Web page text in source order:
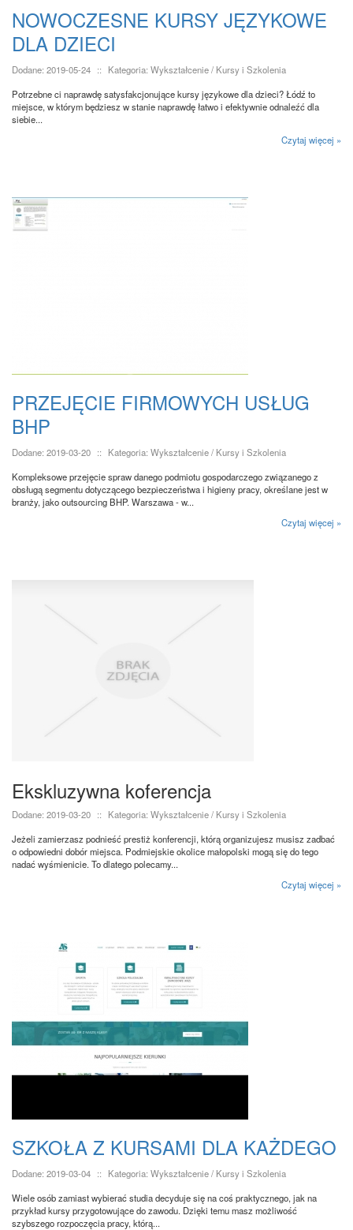
NOWOCZESNE KURSY JĘZYKOWE
DLA DZIECI
Dodane: 2019-05-24 ::
Kategoria: Wykształcenie / Kursy i Szkolenia
Potrzebne ci naprawdę satysfakcjonujące kursy językowe dla dzieci? Łódź to
miejsce, w którym będziesz w stanie naprawdę łatwo i efektywnie odnaleźć dla
siebie...
Czytaj więcej »
PRZEJĘCIE FIRMOWYCH USŁUG
BHP
Dodane: 2019-03-20 ::
Kategoria: Wykształcenie / Kursy i Szkolenia
Kompleksowe przejęcie spraw danego podmiotu gospodarczego związanego z
obsługą segmentu dotyczącego bezpieczeństwa i higieny pracy, określane jest w
branży, jako outsourcing BHP. Warszawa - w...
Czytaj więcej »
Ekskluzywna koferencja
Dodane: 2019-03-20 ::
Kategoria: Wykształcenie / Kursy i Szkolenia
Jeżeli zamierzasz podnieść prestiż konferencji, którą organizujesz musisz zadbać
o odpowiedni dobór miejsca. Podmiejskie okolice małopolski mogą się do tego
nadać wyśmienicie. To dlatego polecamy...
Czytaj więcej »
SZKOŁA Z KURSAMI DLA KAŻDEGO
Dodane: 2019-03-04 ::
Kategoria: Wykształcenie / Kursy i Szkolenia
Wiele osób zamiast wybierać studia decyduje się na coś praktycznego, jak na
przykład kursy przygotowujące do zawodu. Dzięki temu masz możliwość
szybszego rozpoczęcia pracy, którą...